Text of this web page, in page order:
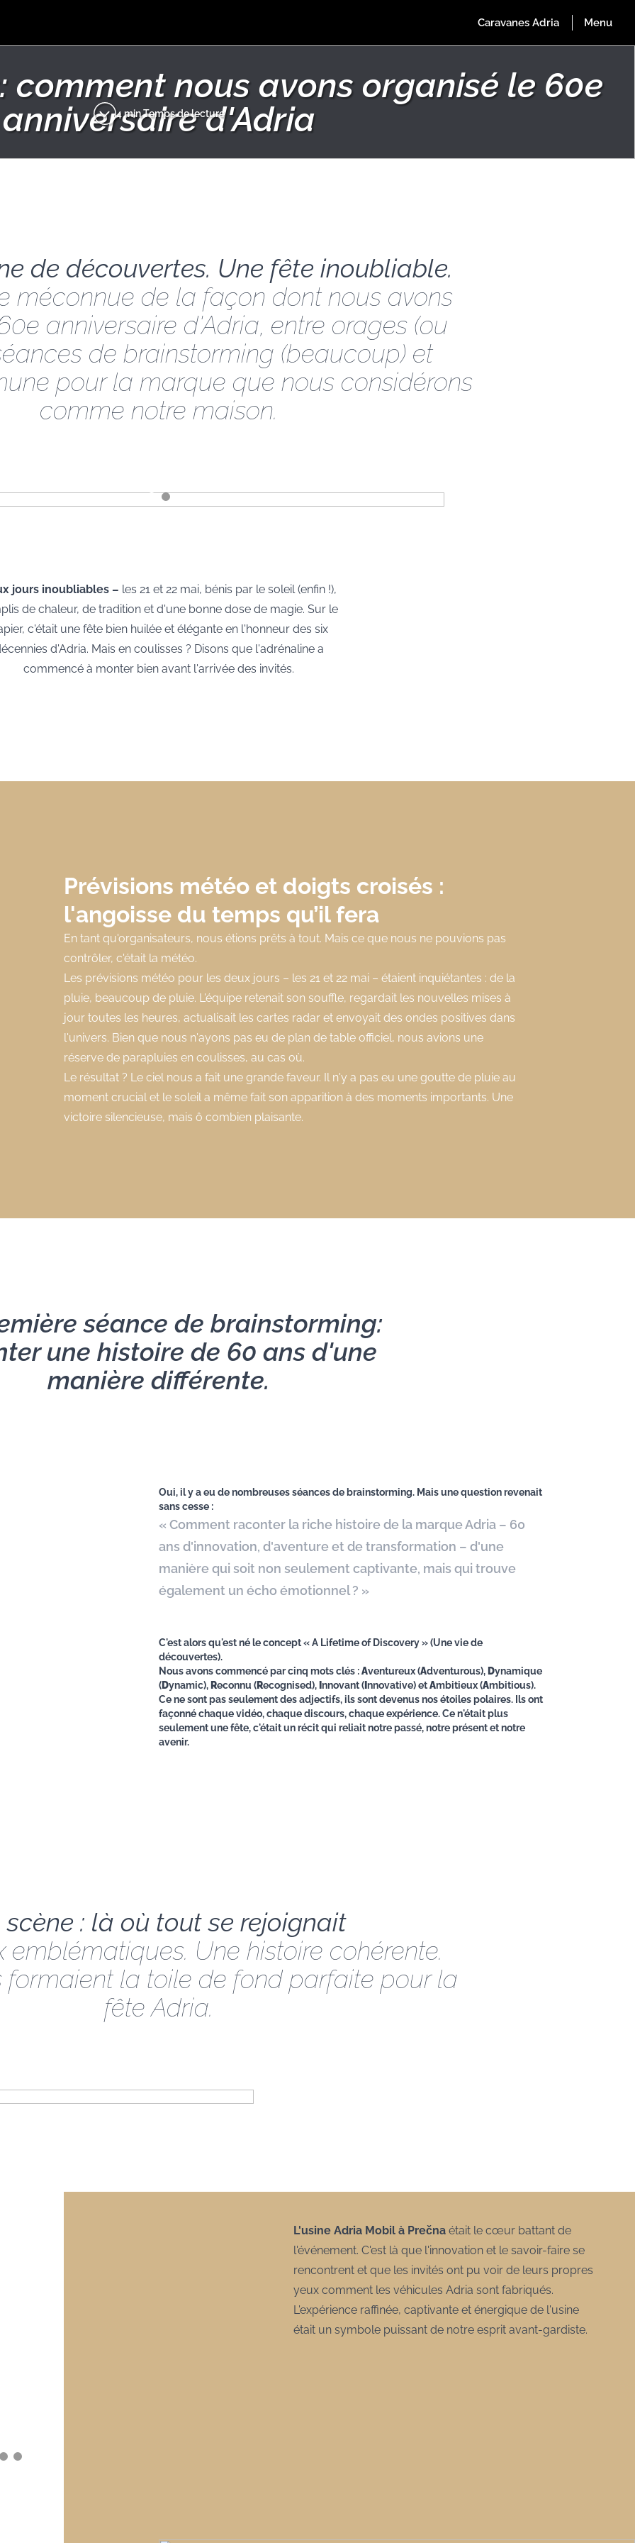
comment nous avons organisé le 60e
anniversaire d'Adria
4 min Temps de lecture
de découvertes. Une fête inoubliable.
méconnue de la façon dont nous avons
anniversaire d'Adria, entre orages (ou
de brainstorming (beaucoup) et
pour la marque que nous considérons
comme notre maison.
jours inoubliables – les 21 et 22 mai, bénis par le soleil (enfin !),
de chaleur, de tradition et d'une bonne dose de magie. Sur le
c'était une fête bien huilée et élégante en l'honneur des six
d'Adria. Mais en coulisses ? Disons que l'adrénaline a
commencé à monter bien avant l'arrivée des invités.
Prévisions météo et doigts croisés :
l'angoisse du temps qu’il fera
En tant qu'organisateurs, nous étions prêts à tout. Mais ce que nous ne pouvions pas
contrôler, c'était la météo.
Les prévisions météo pour les deux jours – les 21 et 22 mai – étaient inquiétantes : de la
pluie, beaucoup de pluie. L'équipe retenait son souffle, regardait les nouvelles mises à
jour toutes les heures, actualisait les cartes radar et envoyait des ondes positives dans
l'univers. Bien que nous n'ayons pas eu de plan de table officiel, nous avions une
réserve de parapluies en coulisses, au cas où.
Le résultat ? Le ciel nous a fait une grande faveur. Il n'y a pas eu une goutte de pluie au
moment crucial et le soleil a même fait son apparition à des moments importants. Une
victoire silencieuse, mais ô combien plaisante.
séance de brainstorming:
une histoire de 60 ans d'une
manière différente.
Oui, il y a eu de nombreuses séances de brainstorming. Mais une question revenait
sans cesse :
« Comment raconter la riche histoire de la marque Adria – 60
ans d'innovation, d'aventure et de transformation – d'une
manière qui soit non seulement captivante, mais qui trouve
également un écho émotionnel ? »
C'est alors qu'est né le concept « A Lifetime of Discovery » (Une vie de
découvertes).
Nous avons commencé par cinq mots clés :Aventureux (Adventurous), Dynamique
(Dynamic), Reconnu (Recognised), nnovant ( nnovative) etAmbitieux (Ambitious).
Ce ne sont pas seulement des adjectifs, ils sont devenus nos étoiles polaires. Ils ont
façonné chaque vidéo, chaque discours, chaque expérience. Ce n'était plus
seulement une fête, c'était un récit qui reliait notre passé, notre présent et notre
avenir.
scène : là où tout se rejoignait
emblématiques. Une histoire cohérente.
formaient la toile de fond parfaite pour la
fête Adria.
L'usine Adria Mobil à Prečna était le cœur battant de
l'événement. C'est là que l'innovation et le savoir-faire se
rencontrent et que les invités ont pu voir de leurs propres
yeux comment les véhicules Adria sont fabriqués.
L'expérience raffinée, captivante et énergique de l'usine
était un symbole puissant de notre esprit avant-gardiste.